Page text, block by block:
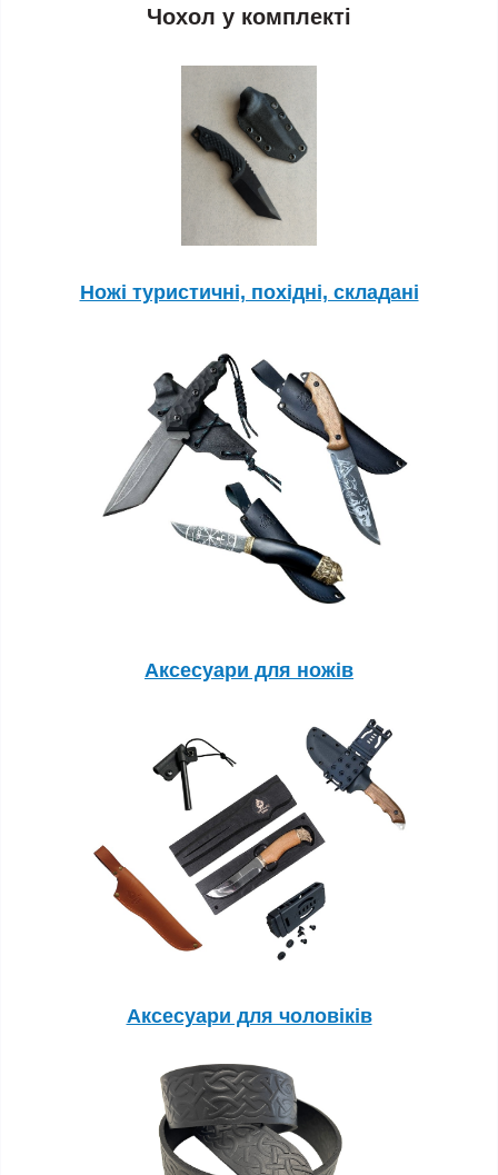
Чохол у комплекті
Ножі туристичні, похідні, складані
Аксесуари для ножів
Аксесуари для чоловіків